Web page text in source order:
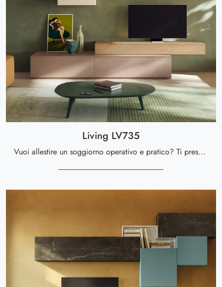
Living LV735
Vuoi allestire un soggiorno operativo e pratico? Ti presentiamo la parete attrezzata Living LV735 Giessegi dalle forme decise moderne.